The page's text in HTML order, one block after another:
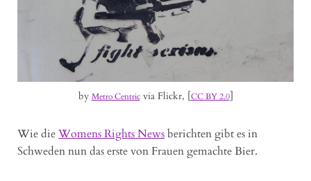
by Metro Centricvia Flickr, [ CC BY 2.0]
Wie dieWomens Rights Newsberichten gibt es in
Schweden nun das erste von Frauen gemachte Bier.